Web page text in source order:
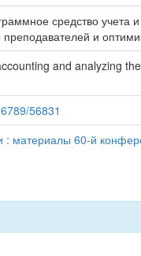
средство учета
и
and analyzing
56831
материалы 60-й